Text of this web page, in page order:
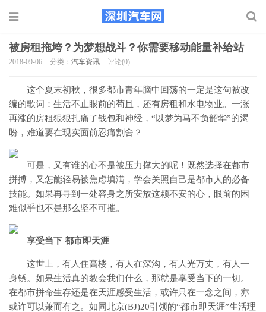
被房租拖垮？为梦想战斗？你需要移动能量补给站
2018-09-06 分类： 汽车资讯 评论(0)
这个夏末初秋，很多都市青年脑中回荡的一定是这句被改
编的歌词：生活不止眼前的苟且，还有房租和水电物业。一涨
再涨的房租狠狠扎痛了钱包和神经，“以梦为马不负韶华”的渴
盼，难道要在现实面前忍痛割舍？
可是，又有谁的心不是被压力撑大的呢！既然选择在都市
拼搏，又怎能轻易被焦虑填满，学会关照自己是都市人的必备
技能。如果再寻到一处容身之所安放这颗不安的心，眼前的困
难似乎也不是那么坚不可摧。
享受当下 都市即天涯
这世上，有人住高楼，有人在深沟，有人光万丈，有人一
身锈。如果生活真的教会我们什么，那就是享受当下的一切。
在都市拼命生存还是在天涯感受生活，或许只在一念之间，亦
或许可以兼而有之。如同北京(BJ)20引领的“都市即天涯”生活理